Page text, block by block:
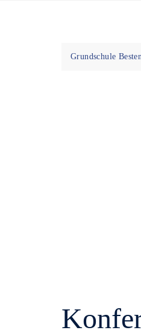
Grundschule